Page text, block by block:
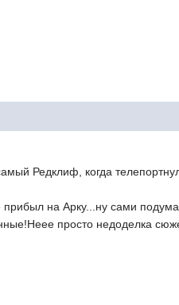
Редклиф, когда
на Арку...ну сами
просто недоделка